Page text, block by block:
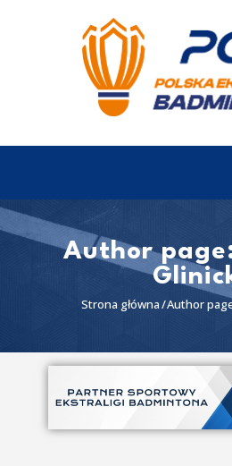
Author
Strona główna Author
EKSTRALIGA
Aktualności
Tabela
Wyniki
Terminarz
Partnerzy
I liga